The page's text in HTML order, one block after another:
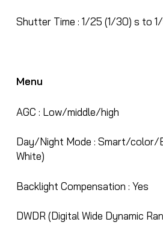
Shutter Time : 1/25 (1/30) s to
Menu
AGC : Low/middle/high
Day/Night Mode : Smart/color/
White)
Backlight Compensation : Yes
DWDR (Digital Wide Dynamic